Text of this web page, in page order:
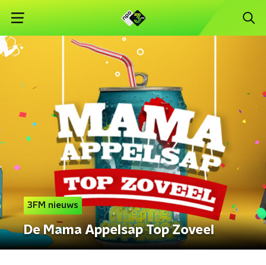
3FM nieuws
De Mama Appelsap Top Zoveel